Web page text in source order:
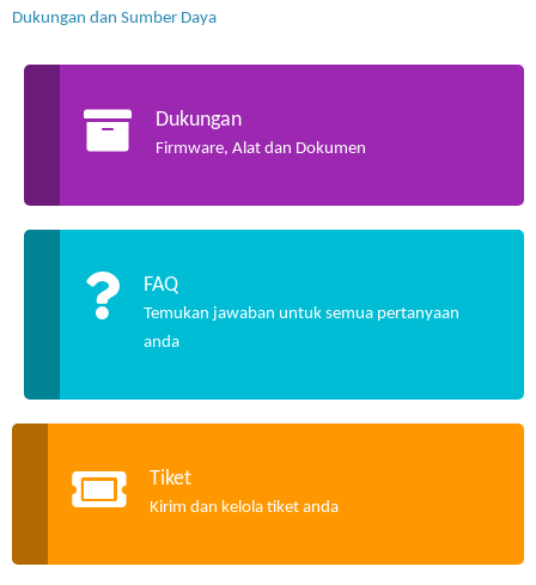
Dukungan dan Sumber Daya
Dukungan
Firmware, Alat dan Dokumen
FAQ
Temukan jawaban untuk semua pertanyaan
anda
Tiket
Kirim dan kelola tiket anda